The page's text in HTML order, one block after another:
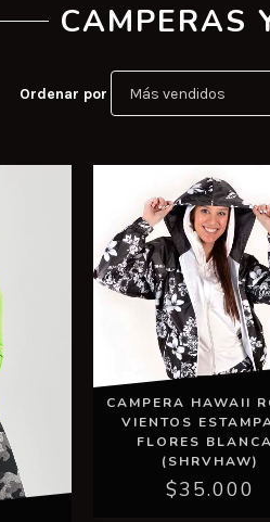
CAMPERAS
Ordenar por
CAMPERA HAWAII
VIENTOS
FLORES
(SHRVHAW)
$35.000